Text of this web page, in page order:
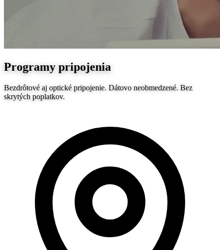
Programy pripojenia
Bezdrôtové aj optické pripojenie. Dátovo neobmedzené. Bez
skrytých poplatkov.